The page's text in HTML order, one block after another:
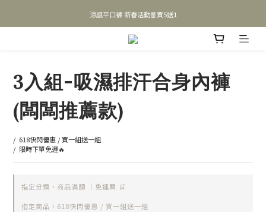
❗涼感平口褲限定款熱銷中❗
涼感平口褲 新春活動🧧買5送1
新上架❗大尺碼友好內褲💪
3入組-吸濕排汗合身內褲
(闆闆推薦款)
/  618快閃優惠 / 買一組送一組
/  限時下單免運🔥
指定分類，商品滿額 ｜免運費 🛒
指定商品，618快閃優惠 / 買一組送一組